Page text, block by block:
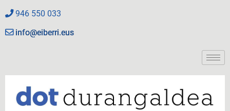
946 550 033
info@eiberri.eus